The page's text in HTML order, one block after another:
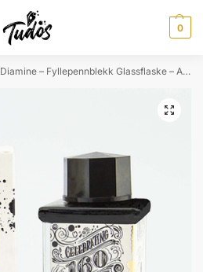
0
Diamine – Fyllepennblekk Glassflaske – Anniversary – 75 ml – Canalside